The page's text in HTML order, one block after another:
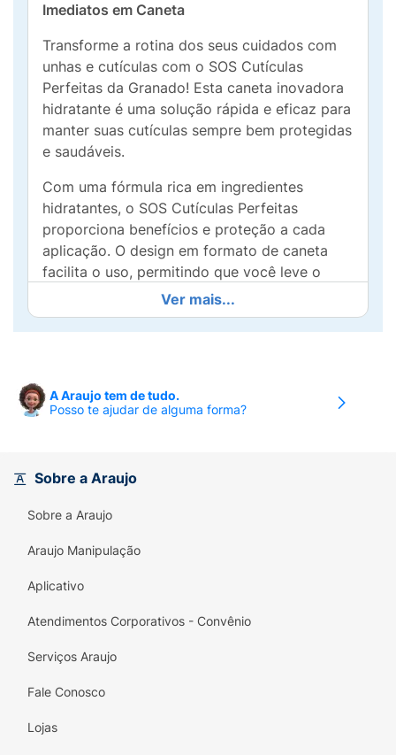
Imediatos em Caneta
Transforme a rotina dos seus cuidados com
unhas e cutículas com o SOS Cutículas
Perfeitas da Granado! Esta caneta inovadora
hidratante é uma solução rápida e eficaz para
manter suas cutículas sempre bem protegidas
e saudáveis.
Com uma fórmula rica em ingredientes
hidratantes, o SOS Cutículas Perfeitas
proporciona benefícios e proteção a cada
aplicação. O design em formato de caneta
facilita o uso, permitindo que você leve o
produto a qualquer lugar e aplique com
precisão sempre que necessário.
a dia ou momentos especiais. Aplique
diretamente sobre as cutículas e diversão de
e mostre unhas deslumbrantes com o SOS
Ver mais...
A Araujo tem de tudo.
Posso te ajudar de alguma forma?
Sobre a Araujo
Sobre a Araujo
Araujo Manipulação
Aplicativo
Atendimentos Corporativos - Convênio
Serviços Araujo
Fale Conosco
Lojas